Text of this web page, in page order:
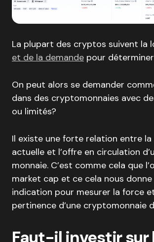
La plupart des cryptos suivent la
et de la demande pour
On peut alors se demander
dans des cryptomonnaies avec
ou limités?
Il existe une forte relation entre la
actuelle et l’offre en circulation
monnaie. C’est comme cela que
market cap et ce cela nous
indication pour mesurer la force
pertinence d’une cryptomonnaie
Faut-il investir sur